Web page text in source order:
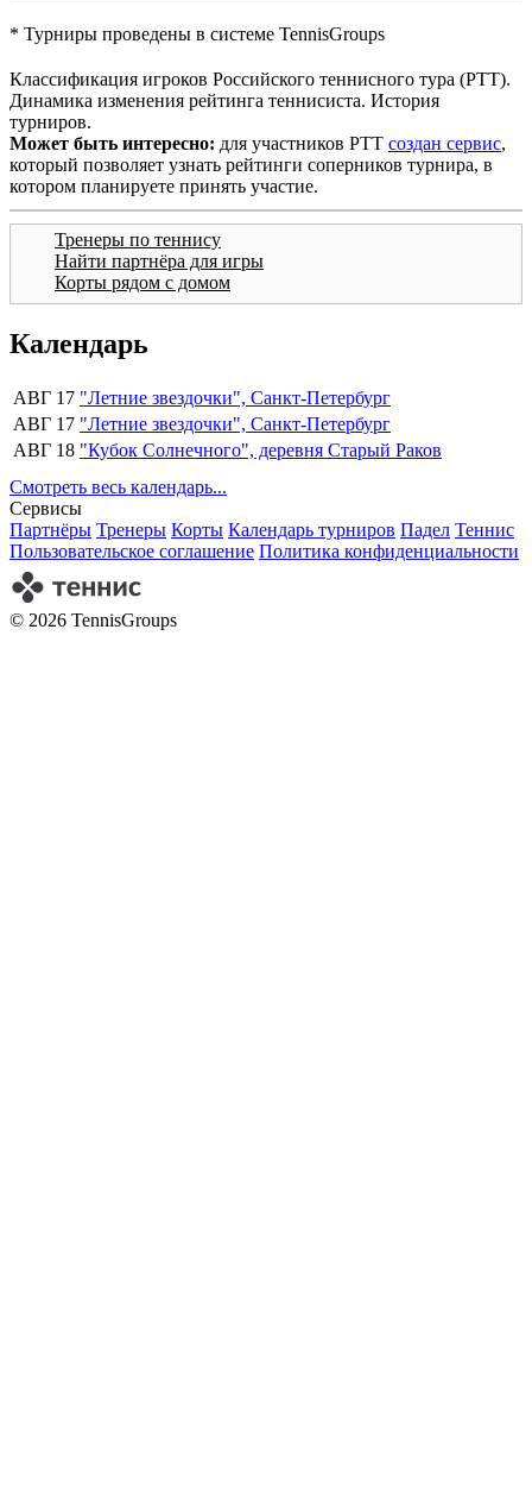
* Турниры проведены в системе TennisGroups
Классификация игроков Российского теннисного тура (РТТ).
Динамика изменения рейтинга теннисиста. История
турниров.
Может быть интересно: для участников РТТ создан сервис,
который позволяет узнать рейтинги соперников турнира, в
котором планируете принять участие.
Тренеры по теннису
Найти партнёра для игры
Корты рядом с домом
Календарь
АВГ 17 "Летние звездочки", Санкт-Петербург
АВГ 17 "Летние звездочки", Санкт-Петербург
АВГ 18 "Кубок Солнечного", деревня Старый Раков
Смотреть весь календарь...
Сервисы
Партнёры Тренеры Корты Календарь турниров Падел Теннис
Пользовательское соглашение Политика конфиденциальности
© 2026 TennisGroups